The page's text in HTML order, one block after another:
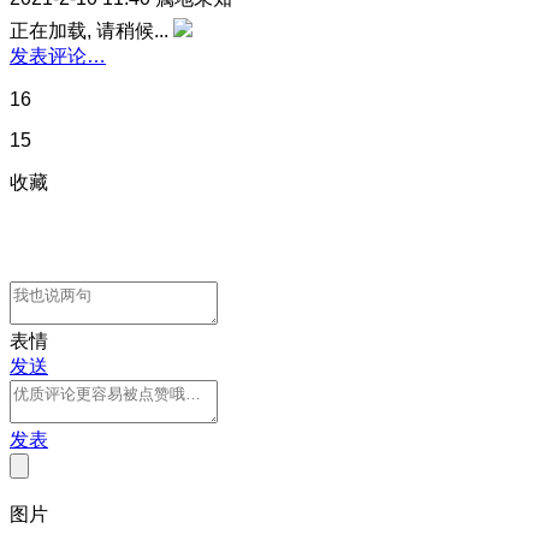
正在加载, 请稍候...
发表评论…
16
15
收藏
表情
发送
发表
图片